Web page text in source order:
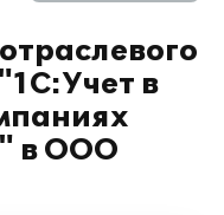
в
в ООО